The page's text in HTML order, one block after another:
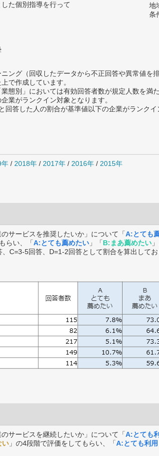
た個別指導を行って
地
条
ング（回収したデータから不正回答や異常値を排
で作成しています。
態別」においては有効回答者数が規定人数を満
業がランクイン対象となります。
答した人の割合が基準値以下の企業がランクイ
年 / 2018年 / 2017年 / 2016年 / 2015年
サービスを推奨したいか」について「A:とても
らい、「A:とても薦めたい 」「B:まあ薦めたい
C=3-5回答、D=1-2回答として割合を算出してお
サービスを継続したいか」について「A:とても
い 」の4段階で評価をしてもらい、「A:とても利